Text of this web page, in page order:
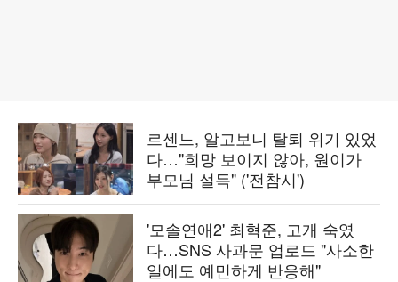
르센느, 알고보니 탈퇴 위기 있었
다…"희망 보이지 않아, 원이가
부모님 설득" ('전참시')
'모솔연애2' 최혁준, 고개 숙였
다…SNS 사과문 업로드 "사소한
일에도 예민하게 반응해"